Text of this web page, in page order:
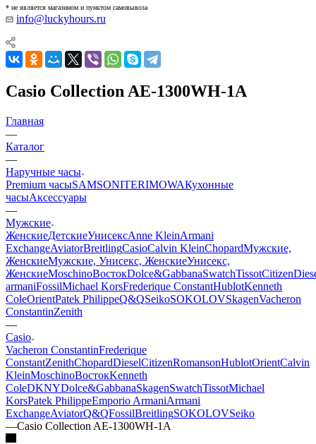
* не является магазином и пунктом самовывоза
info@luckyhours.ru
Casio Collection AE-1300WH-1A
Главная
—
Каталог
—
Наручные часы
Premium часыSAMSONITERIMOWAКухонные
часыАксессуары
—
Мужские
ЖенскиеДетскиеУнисексAnne KleinArmani
ExchangeAviatorBreitlingCasioCalvin KleinChopardМужские,
ЖенскиеМужские, Унисекс, ЖенскиеУнисекс,
ЖенскиеMoschinoВостокDolce&GabbanaSwatchTissotCitizen
armaniFossilMichael KorsFrederique ConstantHublotKenneth
ColeOrientPatek PhilippeQ&QSeikoSOKOLOVSkagenVacheron
ConstantinZenith
—
Casio
Vacheron ConstantinFrederique
ConstantZenithChopardDieselCitizenRomansonHublotOrientCalvin
KleinMoschinoВостокKenneth
ColeDKNYDolce&GabbanaSkagenSwatchTissotMichael
KorsPatek PhilippeEmporio ArmaniArmani
ExchangeAviatorQ&QFossilBreitlingSOKOLOVSeiko
—Casio Collection AE-1300WH-1A